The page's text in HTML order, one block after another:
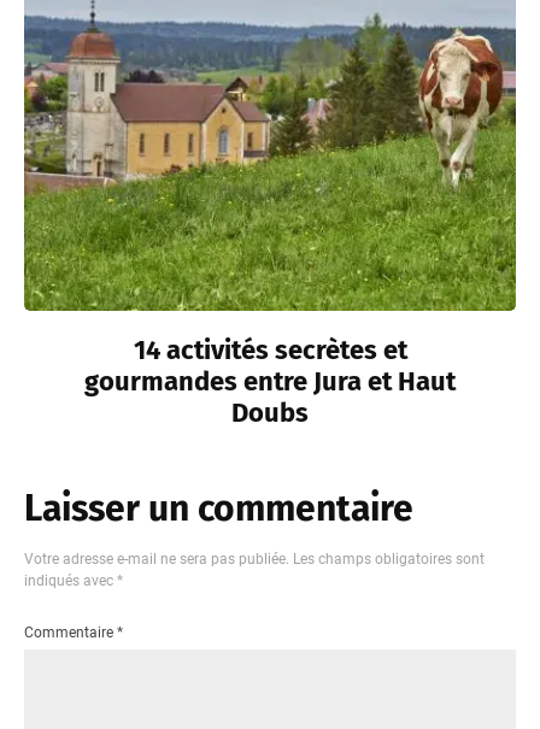
14 activités secrètes et
gourmandes entre Jura et Haut
Doubs
Laisser un commentaire
Votre adresse e-mail ne sera pas publiée. Les champs obligatoires sont
indiqués avec *
Commentaire *